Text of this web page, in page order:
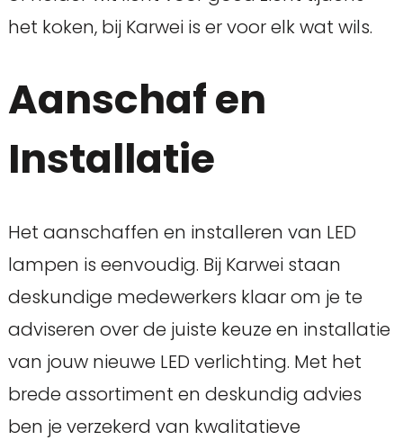
het koken, bij Karwei is er voor elk wat wils.
Aanschaf en
Installatie
Het aanschaffen en installeren van LED
lampen is eenvoudig. Bij Karwei staan
deskundige medewerkers klaar om je te
adviseren over de juiste keuze en installatie
van jouw nieuwe LED verlichting. Met het
brede assortiment en deskundig advies
ben je verzekerd van kwalitatieve